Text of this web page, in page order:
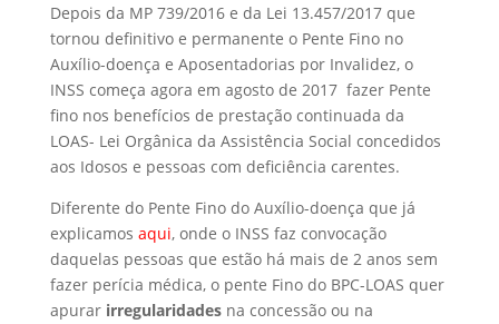
Depois da MP 739/2016 e da Lei 13.457/2017 que
tornou definitivo e permanente o Pente Fino no
Auxílio-doença e Aposentadorias por Invalidez, o
INSS começa agora em agosto de 2017 fazer Pente
fino nos benefícios de prestação continuada da
LOAS- Lei Orgânica da Assistência Social concedidos
aos Idosos e pessoas com deficiência carentes.
Diferente do Pente Fino do Auxílio-doença que já
explicamos aqui, onde o INSS faz convocação
daquelas pessoas que estão há mais de 2 anos sem
fazer perícia médica, o pente Fino do BPC-LOAS quer
apurar irregularidadesna concessão ou na